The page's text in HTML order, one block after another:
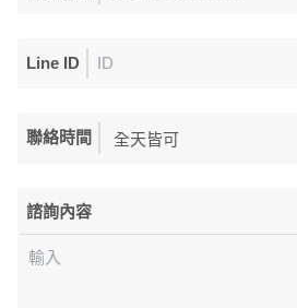
Line ID
聯絡時間
諮詢內容